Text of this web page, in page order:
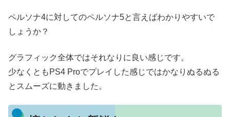
ペルソナ4に対してのペルソナ5と言えばわかりやすいで
しょうか？
グラフィック全体ではそれなりに良い感じです。
少なくともPS4 Proでプレイした感じではかなりぬるぬる
とスムーズに動きました。